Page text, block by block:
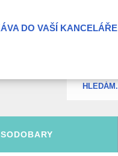
DO VAŠÍ KANCELÁŘE
SODOBARY